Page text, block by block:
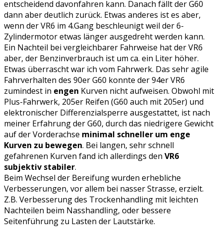
entscheidend davonfahren kann. Danach fällt der G60
dann aber deutlich zurück. Etwas anderes ist es aber,
wenn der VR6 im 4.Gang beschleunigt weil der 6-
Zylindermotor etwas länger ausgedreht werden kann.
Ein Nachteil bei vergleichbarer Fahrweise hat der VR6
aber, der Benzinverbrauch ist um ca. ein Liter höher.
Etwas überrascht war ich vom Fahrwerk. Das sehr agile
Fahrverhalten des 90er G60 konnte der 94er VR6
zumindest in engen Kurven nicht aufweisen. Obwohl mit
Plus-Fahrwerk, 205er Reifen (G60 auch mit 205er) und
elektronischer Differenzialsperre ausgestattet, ist nach
meiner Erfahrung der G60, durch das niedrigere Gewicht
auf der Vorderachse minimal schneller um enge
Kurven zu bewegen. Bei langen, sehr schnell
gefahrenen Kurven fand ich allerdings den VR6
subjektiv stabiler.
Beim Wechsel der Bereifung wurden erhebliche
Verbesserungen, vor allem bei nasser Strasse, erzielt.
Z.B. Verbesserung des Trockenhandling mit leichten
Nachteilen beim Nasshandling, oder bessere
Seitenführung zu Lasten der Lautstärke.